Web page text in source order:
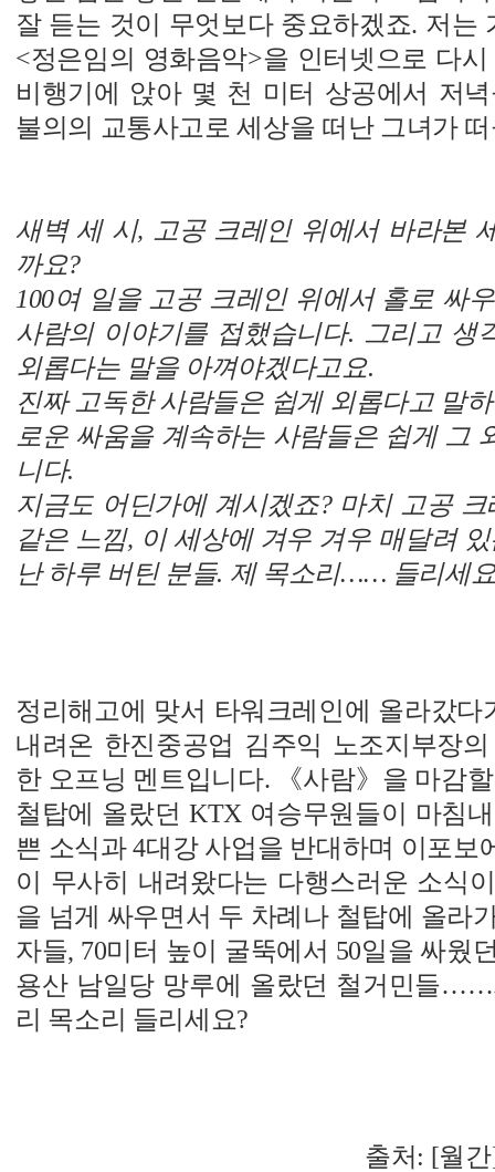
잘 듣는 것이 무엇보다 중요하겠죠. 저는
<정은임의 영화음악>을 인터넷으로 다
비행기에 앉아 몇 천 미터 상공에서 저
불의의 교통사고로 세상을 떠난 그녀가
새벽 세 시, 고공 크레인 위에서 바라본
까요?
100여 일을 고공 크레인 위에서 홀로 싸
사람의 이야기를 접했습니다. 그리고 생
외롭다는 말을 아껴야겠다고요.
진짜 고독한 사람들은 쉽게 외롭다고 말
로운 싸움을 계속하는 사람들은 쉽게 그
니다.
지금도 어딘가에 계시겠죠? 마치 고공
같은 느낌, 이 세상에 겨우 겨우 매달려
난 하루 버틴 분들. 제 목소리…… 들리세
정리해고에 맞서 타워크레인에 올라갔다
내려온 한진중공업 김주익 노조지부장
한 오프닝 멘트입니다. 《사람》을 마감
철탑에 올랐던 KTX 여승무원들이 마침
쁜 소식과 4대강 사업을 반대하며 이포보
이 무사히 내려왔다는 다행스러운 소식
을 넘게 싸우면서 두 차례나 철탑에 올라
자들, 70미터 높이 굴뚝에서 50일을 싸웠
용산 남일당 망루에 올랐던 철거민들
리 목소리 들리세요?
출처: [월